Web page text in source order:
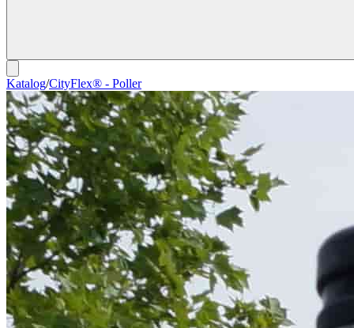
Katalog/CityFlex® - Poller